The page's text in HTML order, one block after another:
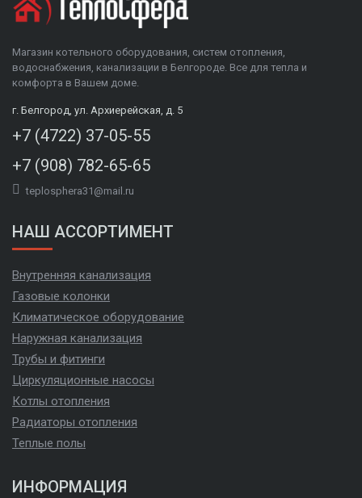
Магазин котельного оборудования, систем отопления,
водоснабжения, канализации в Белгороде. Все для тепла и
комфорта в Вашем доме.
г. Белгород, ул. Архиерейская, д. 5
+7 (4722) 37-05-55
+7 (908) 782-65-65
teplosphera31@mail.ru
НАШ АССОРТИМЕНТ
Внутренняя канализация
Газовые колонки
Климатическое оборудование
Наружная канализация
Трубы и фитинги
Циркуляционные насосы
Котлы отопления
Радиаторы отопления
Теплые полы
ИНФОРМАЦИЯ